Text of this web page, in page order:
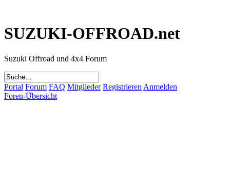
SUZUKI-OFFROAD.net
Suzuki Offroad und 4x4 Forum
Portal Forum FAQ Mitglieder Registrieren Anmelden
Foren-Übersicht